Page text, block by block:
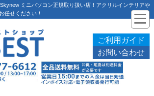
ミニパソコン正規取り扱い店！アクリルインテリアや
任せください！
ご利用ガイド
お問い合わせ